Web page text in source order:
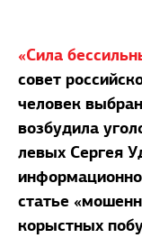
«Сила
совет
человек
возбудила
левых Сергея
статье
корыстных